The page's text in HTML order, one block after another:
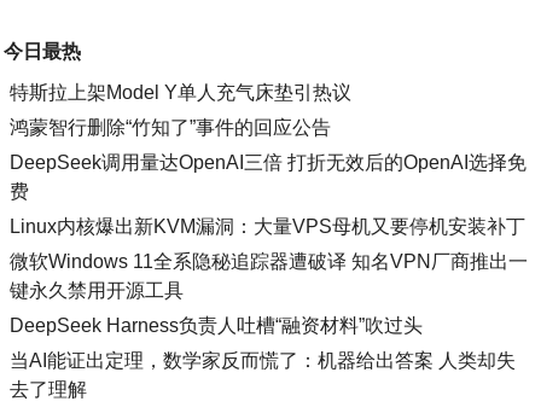
今日最热
特斯拉上架Model Y单人充气床垫引热议
鸿蒙智行删除“竹知了”事件的回应公告
DeepSeek调用量达OpenAI三倍 打折无效后的OpenAI选择免
费
Linux内核爆出新KVM漏洞：大量VPS母机又要停机安装补丁
微软Windows 11全系隐秘追踪器遭破译 知名VPN厂商推出一
键永久禁用开源工具
DeepSeek Harness负责人吐槽“融资材料”吹过头
当AI能证出定理，数学家反而慌了：机器给出答案 人类却失
去了理解